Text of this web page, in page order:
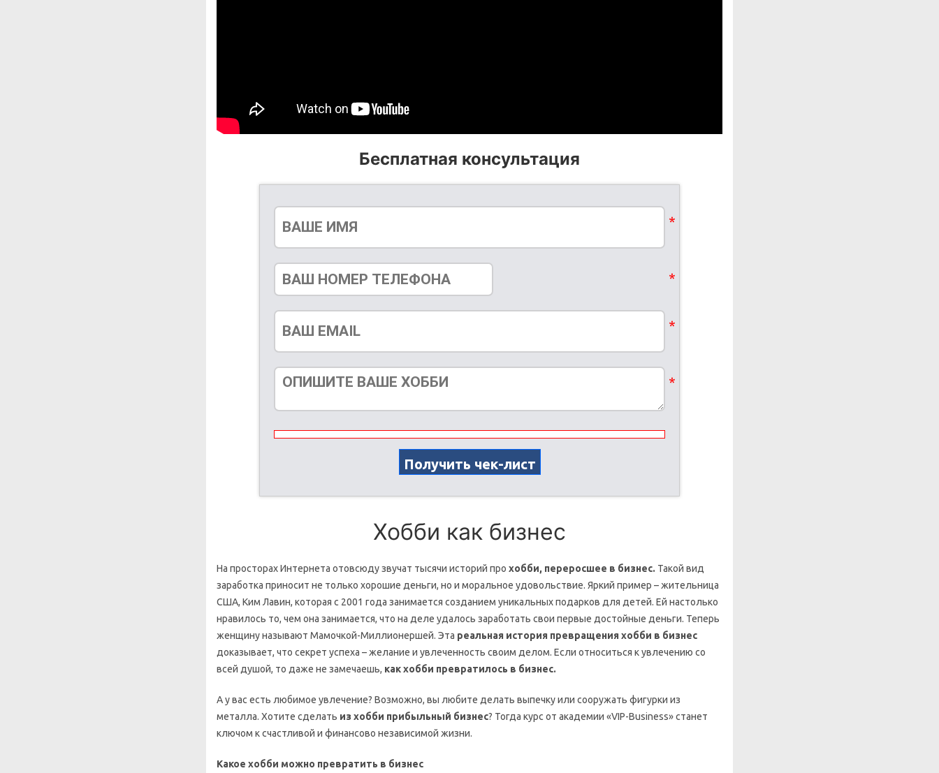
Бесплатная консультация
Получить чек-лист
Хобби как бизнес
На просторах Интернета отовсюду звучат тысячи историй про хобби, переросшее в бизнес. Такой вид
заработка приносит не только хорошие деньги, но и моральное удовольствие. Яркий пример – жительница
США, Ким Лавин, которая с 2001 года занимается созданием уникальных подарков для детей. Ей настолько
нравилось то, чем она занимается, что на деле удалось заработать свои первые достойные деньги. Теперь
женщину называют Мамочкой-Миллионершей. Эта реальная история превращения хобби в бизнес
доказывает, что секрет успеха – желание и увлеченность своим делом. Если относиться к увлечению со
всей душой, то даже не замечаешь, как хобби превратилось в бизнес.
А у вас есть любимое увлечение? Возможно, вы любите делать выпечку или сооружать фигурки из
металла. Хотите сделать из хобби прибыльный бизнес? Тогда курс от академии «VIP-Business» станет
ключом к счастливой и финансово независимой жизни.
Какое хобби можно превратить в бизнес